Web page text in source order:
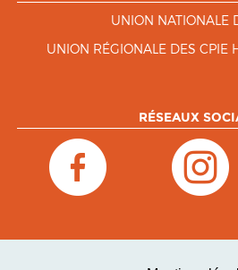
UNION NATIONALE
UNION RÉGIONALE DES CPIE
RÉSEAUX